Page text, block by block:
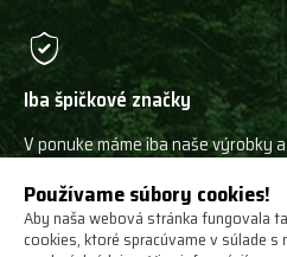
Iba špičkové značky
V ponuke máme iba naše výrobky
Používame súbory cookies!
Aby naša webová stránka fungovala
cookies, ktoré spracúvame v súlade s